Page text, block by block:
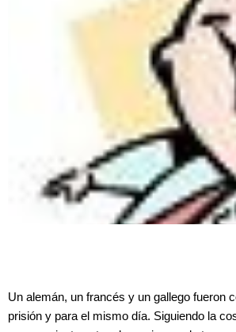
Un alemán, un francés y un gallego fueron
prisión y para el mismo día. Siguiendo la